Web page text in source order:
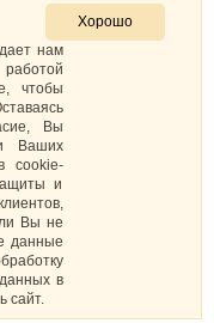
10к1
Хорошо
нам
чтобы
Вы
Ваших
cookie-
и
Вы не
данные
в
сайт.